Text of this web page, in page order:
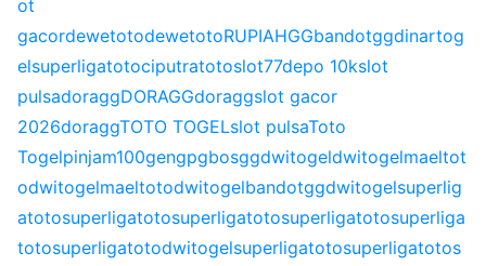
ot
gacordewetotodewetotoRUPIAHGGbandotggdinartog
elsuperligatotociputratotoslot77depo 10kslot
pulsadoraggDORAGGdoraggslot gacor
2026doraggTOTO TOGELslot pulsaToto
Togelpinjam100gengpgbosggdwitogeldwitogelmaeltot
odwitogelmaeltotodwitogelbandotggdwitogelsuperlig
atotosuperligatotosuperligatotosuperligatotosuperliga
totosuperligatotodwitogelsuperligatotosuperligatotos